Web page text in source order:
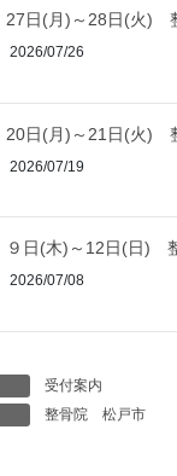
27日(月)～28日(火)
2026/07/26
20日(月)～21日(火)
2026/07/19
９日(木)～12日(日)
2026/07/08
受付案内
整骨院 松戸市